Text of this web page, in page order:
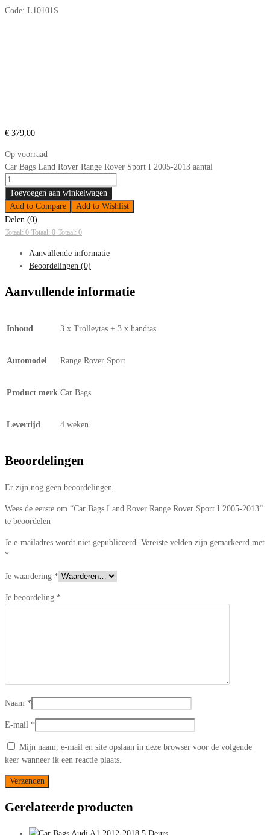
Code: L10101S
€ 379,00
Op voorraad
Car Bags Land Rover Range Rover Sport I 2005-2013 aantal
Toevoegen aan winkelwagen
Add to Compare
Add to Wishlist
Delen (0)
Totaal: 0 Totaal: 0 Totaal: 0
Aanvullende informatie
Beoordelingen (0)
Aanvullende informatie
Inhoud 3 x Trolleytas + 3 x handtas
Automodel Range Rover Sport
Product merk Car Bags
Levertijd 4 weken
Beoordelingen
Er zijn nog geen beoordelingen.
Wees de eerste om “Car Bags Land Rover Range Rover Sport I 2005-2013”
te beoordelen
Je e-mailadres wordt niet gepubliceerd. Vereiste velden zijn gemarkeerd met
*
Je waardering *
Je beoordeling *
Naam *
E-mail *
Mijn naam, e-mail en site opslaan in deze browser voor de volgende
keer wanneer ik een reactie plaats.
Gerelateerde producten